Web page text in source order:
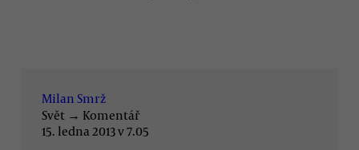
Milan Smrž
Svět → Komentář
15. ledna 2013 v 7.05